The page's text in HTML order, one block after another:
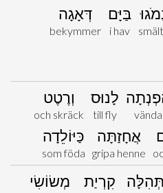
בַּיָּם
i hav
דְּאָגָה
bekymmer
vända
לָנוּס
till fly
וְרֶטֶט
och skräck
אֲחָזַתָּה
gripa henne
כַּיּוֹלֵדָה
som föda
תְּהִלָּה קִרְיַת מְשׂוֹשִׂי